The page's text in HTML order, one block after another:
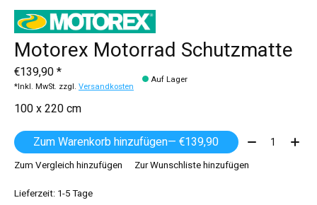
Motorex Motorrad Schutzmatte
€139,90 *
*Inkl. MwSt. zzgl. Versandkosten
Auf Lager
100 x 220 cm
Zum Warenkorb hinzufügen
— €139,90 Menge:
Zum Vergleich hinzufügen
Zur Wunschliste hinzufügen
Lieferzeit: 1-5 Tage